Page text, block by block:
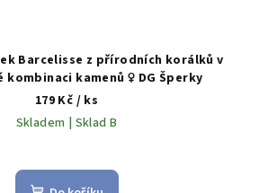
Barcelisse z přírodních korálků v
kombinaci kamenů ♀️ DG Šperky
179 Kč / ks
Skladem | Sklad B